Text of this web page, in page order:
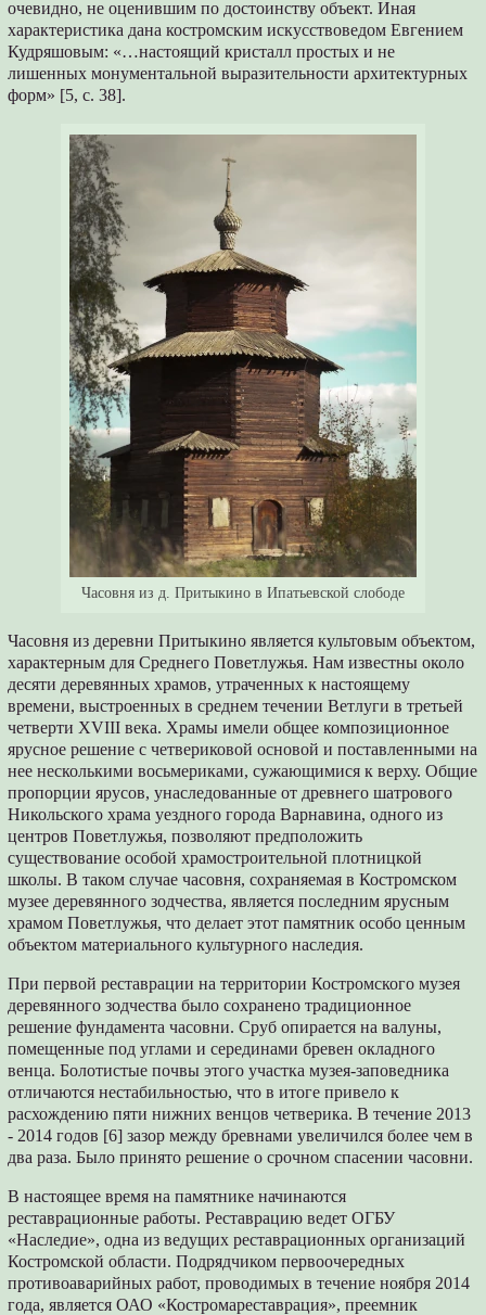
очевидно, не оценившим по достоинству объект. Иная
характеристика дана костромским искусствоведом Евгением
Кудряшовым: «…настоящий кристалл простых и не
лишенных монументальной выразительности архитектурных
форм» [5, с. 38].
Часовня из д. Притыкино в Ипатьевской слободе
Часовня из деревни Притыкино является культовым объектом,
характерным для Среднего Поветлужья. Нам известны около
десяти деревянных храмов, утраченных к настоящему
времени, выстроенных в среднем течении Ветлуги в третьей
четверти XVIII века. Храмы имели общее композиционное
ярусное решение с четвериковой основой и поставленными на
нее несколькими восьмериками, сужающимися к верху. Общие
пропорции ярусов, унаследованные от древнего шатрового
Никольского храма уездного города Варнавина, одного из
центров Поветлужья, позволяют предположить
существование особой храмостроительной плотницкой
школы. В таком случае часовня, сохраняемая в Костромском
музее деревянного зодчества, является последним ярусным
храмом Поветлужья, что делает этот памятник особо ценным
объектом материального культурного наследия.
При первой реставрации на территории Костромского музея
деревянного зодчества было сохранено традиционное
решение фундамента часовни. Сруб опирается на валуны,
помещенные под углами и серединами бревен окладного
венца. Болотистые почвы этого участка музея-заповедника
отличаются нестабильностью, что в итоге привело к
расхождению пяти нижних венцов четверика. В течение 2013
- 2014 годов [6] зазор между бревнами увеличился более чем в
два раза. Было принято решение о срочном спасении часовни.
В настоящее время на памятнике начинаются
реставрационные работы. Реставрацию ведет ОГБУ
«Наследие», одна из ведущих реставрационных организаций
Костромской области. Подрядчиком первоочередных
противоаварийных работ, проводимых в течение ноября 2014
года, является ОАО «Костромареставрация», преемник